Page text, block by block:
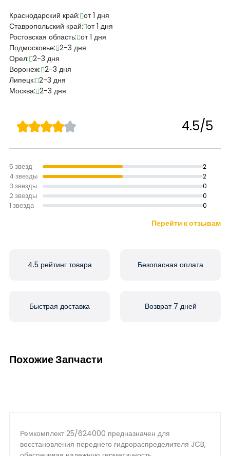
Краснодарский край: от 1 дня
Ставропольский край: от 1 дня
Ростовская область: от 1 дня
Подмосковье: 2-3 дня
Орел: 2-3 дня
Воронеж: 2-3 дня
Липецк: 2-3 дня
Москва: 2-3 дня
4.5/5
5 звезд 2
4 звезды 2
3 звезды 0
2 звезды 0
1 звезда 0
Перейти к отзывам
4.5 рейтинг товара Безопасная оплата
Быстрая доставка Возврат 7 дней
Похожие Запчасти
Ремкомплект 25/624000 предназначен для
восстановления переднего гидрораспределителя JCB,